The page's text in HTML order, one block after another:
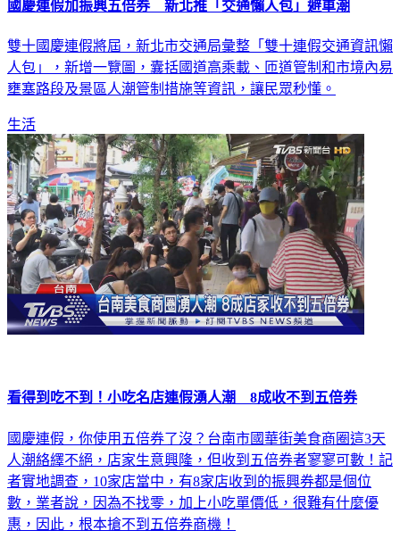
國慶連假加振興五倍券 新北推「交通懶人包」避車潮
雙十國慶連假將屆，新北市交通局彙整「雙十連假交通資訊懶
人包」，新增一覽圖，囊括國道高乘載、匝道管制和市境內易
壅塞路段及景區人潮管制措施等資訊，讓民眾秒懂。
生活
看得到吃不到！小吃名店連假湧人潮 8成收不到五倍券
國慶連假，你使用五倍券了沒？台南市國華街美食商圈這3天
人潮絡繹不絕，店家生意興隆，但收到五倍券者寥寥可數！記
者實地調查，10家店當中，有8家店收到的振興券都是個位
數，業者說，因為不找零，加上小吃單價低，很難有什麼優
惠，因此，根本搶不到五倍券商機！